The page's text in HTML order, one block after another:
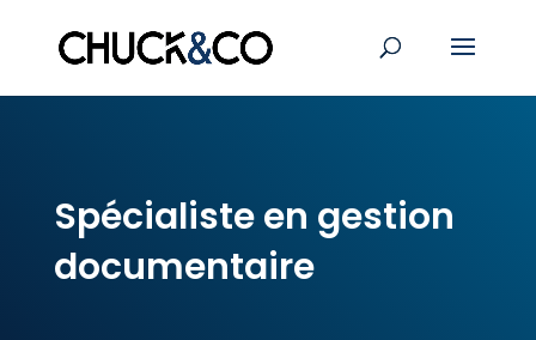
Spécialiste en gestion
documentaire